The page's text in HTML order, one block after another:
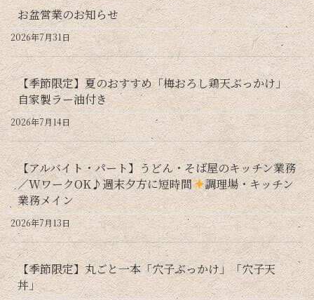
お盆営業のお知らせ
2026年7月31日
【季節限定】夏のおすすめ「梅おろし鶏天ぶっかけ」
自家製ラー油付き
2026年7月14日
【アルバイト・パート】うどん・そば屋のキッチン業務
／WワークOK♪週末夕方に短時間
調理場・キッチン
業務メイン
2026年7月13日
【季節限定】丸ごと一本「穴子ぶっかけ」「穴子天
丼」